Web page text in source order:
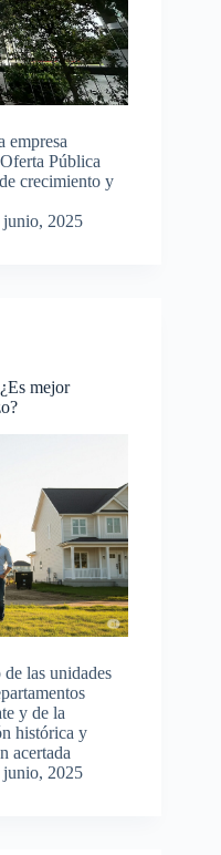
empresa
Pública
crecimiento y
junio, 2025
mejor
las unidades
y de la
histórica y
acertada
junio, 2025